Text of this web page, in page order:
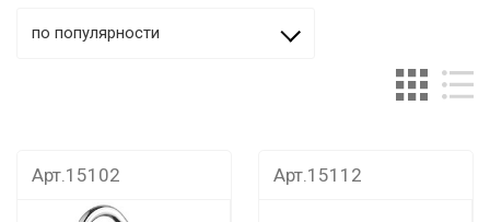
по популярности
Арт.15102 Арт.15112